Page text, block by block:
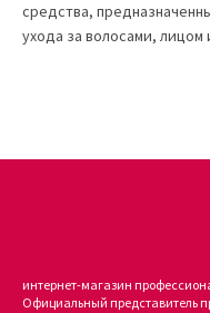
средства,
ухода за волосами, лицом
интернет-магазин
Официальный представитель